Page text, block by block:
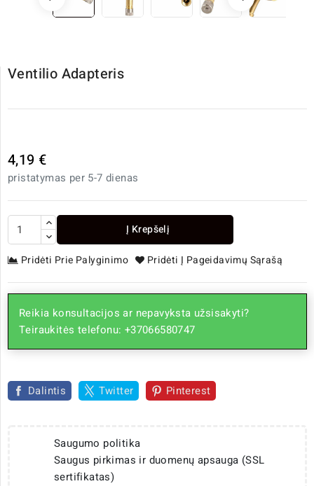
Ventilio Adapteris
4,19 €
pristatymas per 5-7 dienas
Į Krepšelį
Pridėti Prie Palyginimo Pridėti Į Pageidavimų Sąrašą
Reikia konsultacijos ar nepavyksta užsisakyti?
Teiraukitės telefonu: +37066580747
Dalintis Twitter Pinterest
Saugumo politika
Saugus pirkimas ir duomenų apsauga (SSL
sertifikatas)